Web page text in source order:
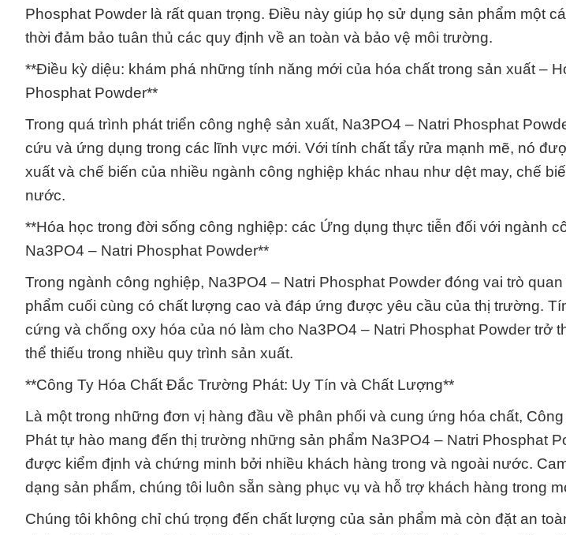
Phosphat Powder là rất quan trọng. Điều này giúp họ sử dụng sản phẩm một
thời đảm bảo tuân thủ các quy định về an toàn và bảo vệ môi trường.
**Điều kỳ diệu: khám phá những tính năng mới của hóa chất trong sản xuất –
Phosphat Powder**
Trong quá trình phát triển công nghệ sản xuất, Na3PO4 – Natri Phosphat
cứu và ứng dụng trong các lĩnh vực mới. Với tính chất tẩy rửa mạnh mẽ, nó
xuất và chế biến của nhiều ngành công nghiệp khác nhau như dệt may, chế
nước.
**Hóa học trong đời sống công nghiệp: các Ứng dụng thực tiễn đối với ngành
Na3PO4 – Natri Phosphat Powder**
Trong ngành công nghiệp, Na3PO4 – Natri Phosphat Powder đóng vai trò
phẩm cuối cùng có chất lượng cao và đáp ứng được yêu cầu của thị trường.
cứng và chống oxy hóa của nó làm cho Na3PO4 – Natri Phosphat Powder trở
thể thiếu trong nhiều quy trình sản xuất.
**Công Ty Hóa Chất Đắc Trường Phát: Uy Tín và Chất Lượng**
Là một trong những đơn vị hàng đầu về phân phối và cung ứng hóa chất,
Phát tự hào mang đến thị trường những sản phẩm Na3PO4 – Natri Phosphat
được kiểm định và chứng minh bởi nhiều khách hàng trong và ngoài nước.
dạng sản phẩm, chúng tôi luôn sẵn sàng phục vụ và hỗ trợ khách hàng trong
Chúng tôi không chỉ chú trọng đến chất lượng của sản phẩm mà còn đặt an